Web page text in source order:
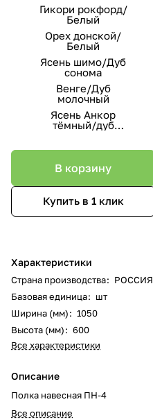
Гикори рокфорд/
Белый
Орех донской/
Белый
Ясень шимо/Дуб
сонома
Венге/Дуб
молочный
Ясень Анкор
тёмный/дуб
В корзину
Купить в 1 клик
Характеристики
Страна производства: РОССИЯ
Базовая единица: шт
Ширина (мм): 1050
Высота (мм): 600
Все характеристики
Описание
Полка навесная ПН-4
Все описание